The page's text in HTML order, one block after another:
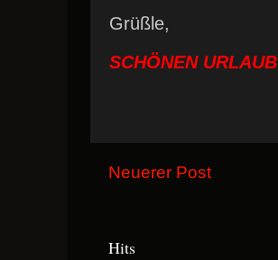
Grüßle,
SCHÖNEN URLAUB
Neuerer Post
Hits